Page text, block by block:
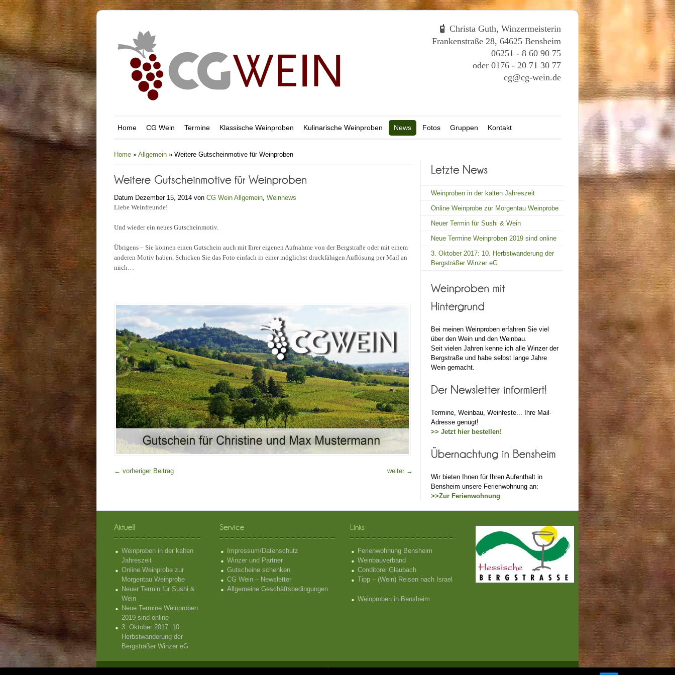
Christa Guth, Winzermeisterin
Frankenstraße 28, 64625 Bensheim
06251 - 8 60 90 75
oder 0176 - 20 71 30 77
cg@cg-wein.de
Home CG Wein Termine Klassische Weinproben Kulinarische Weinproben News Fotos Gruppen Kontakt
Home » Allgemein » Weitere Gutscheinmotive für Weinproben
Datum Dezember 15, 2014 von CG Wein Allgemein, Weinnews
Liebe Weinfreunde!
Und wieder ein neues Gutscheinmotiv.
Übrigens – Sie können einen Gutschein auch mit Ihrer eigenen Aufnahme von der Bergstraße oder mit einem
anderen Motiv haben. Schicken Sie das Foto einfach in einer möglichst druckfähigen Auflösung per Mail an
mich…
← vorheriger Beitrag weiter →
Weinproben in der kalten Jahreszeit
Online Weinprobe zur Morgentau Weinprobe
Neuer Termin für Sushi & Wein
Neue Termine Weinproben 2019 sind online
3. Oktober 2017: 10. Herbstwanderung der
Bergsträßer Winzer eG
Bei meinen Weinproben erfahren Sie viel
über den Wein und den Weinbau.
Seit vielen Jahren kenne ich alle Winzer der
Bergstraße und habe selbst lange Jahre
Wein gemacht.
Termine, Weinbau, Weinfeste... Ihre Mail-
Adresse genügt!
>> Jetzt hier bestellen!
Wir bieten Ihnen für Ihren Aufenthalt in
Bensheim unsere Ferienwohnung an:
>>Zur Ferienwohnung
Weinproben in der kalten
Jahreszeit
Online Weinprobe zur
Morgentau Weinprobe
Neuer Termin für Sushi &
Wein
Neue Termine Weinproben
2019 sind online
3. Oktober 2017: 10.
Herbstwanderung der
Bergsträßer Winzer eG
Impressum/Datenschutz
Winzer und Partner
Gutscheine schenken
CG Wein – Newsletter
Allgemeine Geschäftsbedingungen
Ferienwohnung Bensheim
Weinbauverband
Conditorei Glaubach
Tipp – (Wein) Reisen nach Israel
Weinproben in Bensheim